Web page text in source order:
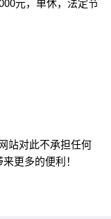
站对此不承担任何
更多的便利！